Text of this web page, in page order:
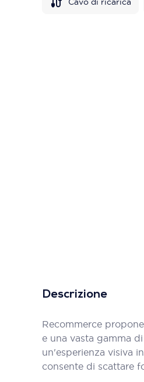
Descrizione
Recommerce
e una vasta gamma
un'esperienza visiva
consente di scattare